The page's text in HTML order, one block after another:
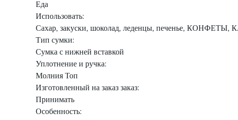
Еда
Использовать:
Сахар, закуски, шоколад, леденцы, печенье,
Тип сумки:
Сумка с нижней вставкой
Уплотнение и ручка:
Молния Топ
Изготовленный на заказ заказ:
Принимать
Особенность: